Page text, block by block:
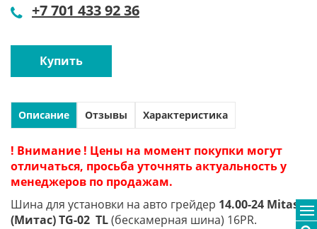
+7 701 433 92 36
Купить
Описание Отзывы Характеристика
! Внимание ! Цены на момент покупки могут
отличаться, просьба уточнять актуальность у
менеджеров по продажам.
Шина для установки на авто грейдер 14.00-24 Mitas
(Митас) TG-02 TL(бескамерная шина) 16PR.